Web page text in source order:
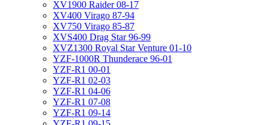
XV1900 Raider 08-17
XV400 Virago 87-94
XV750 Virago 85-87
XVS400 Drag Star 96-99
XVZ1300 Royal Star Venture 01-10
YZF-1000R Thunderace 96-01
YZF-R1 00-01
YZF-R1 02-03
YZF-R1 04-06
YZF-R1 07-08
YZF-R1 09-14